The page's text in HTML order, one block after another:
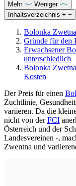
Mehr
Weniger
Inhaltsverzeichnis + −
Bolonka
Gründe für den
Erwachsener
unterschiedlich
Bolonka
Kosten
Der Preis für einen
Zuchtlinie,
variieren. Da die
nicht von derFCI
Österreich und der
Landesvereinen -,
Zwentna und